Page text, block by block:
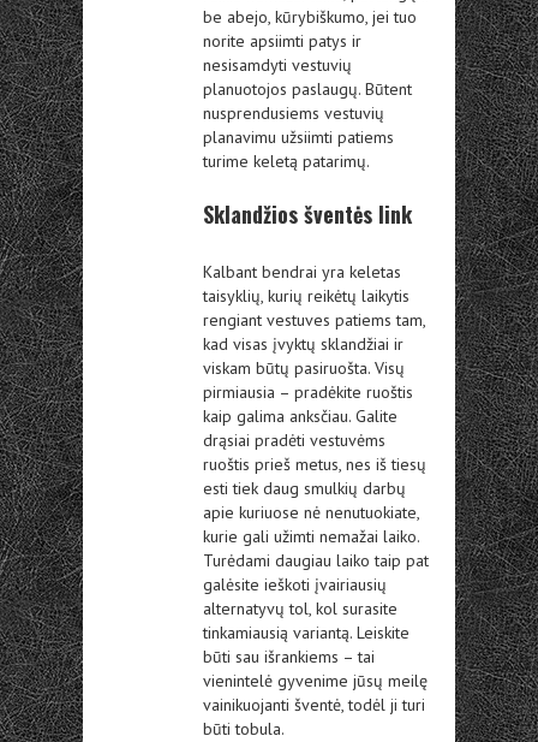
be abejo, kūrybiškumo, jei tuo
norite apsiimti patys ir
nesisamdyti vestuvių
planuotojos paslaugų. Būtent
nusprendusiems vestuvių
planavimu užsiimti patiems
turime keletą patarimų.
Sklandžios šventės link
Kalbant bendrai yra keletas
taisyklių, kurių reikėtų laikytis
rengiant vestuves patiems tam,
kad visas įvyktų sklandžiai ir
viskam būtų pasiruošta. Visų
pirmiausia – pradėkite ruoštis
kaip galima anksčiau. Galite
drąsiai pradėti vestuvėms
ruoštis prieš metus, nes iš tiesų
esti tiek daug smulkių darbų
apie kuriuose nė nenutuokiate,
kurie gali užimti nemažai laiko.
Turėdami daugiau laiko taip pat
galėsite ieškoti įvairiausių
alternatyvų tol, kol surasite
tinkamiausią variantą. Leiskite
būti sau išrankiems – tai
vienintelė gyvenime jūsų meilę
vainikuojanti šventė, todėl ji turi
būti tobula.